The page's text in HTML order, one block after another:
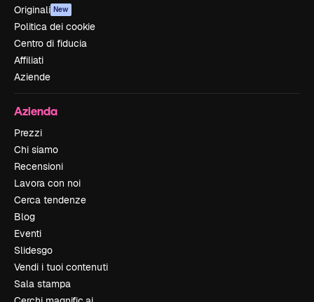
Originali New
Politica dei cookie
Centro di fiducia
Affiliati
Aziende
Azienda
Prezzi
Chi siamo
Recensioni
Lavora con noi
Cerca tendenze
Blog
Eventi
Slidesgo
Vendi i tuoi contenuti
Sala stampa